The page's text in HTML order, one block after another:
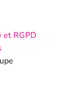
RGPD